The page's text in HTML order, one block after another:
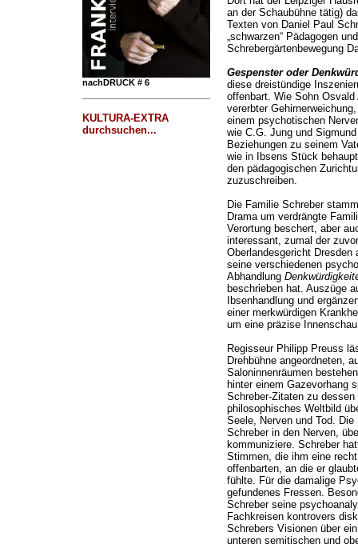
nachDRUCK # 6
KULTURA-EXTRA
durchsuchen...
an der Schaubühne tätig)
Texten von Daniel Paul
„schwarzen“ Pädagogen
Schrebergärtenbewegung
Gespenster oder
diese dreistündige
offenbart. Wie Sohn
vererbter
einem psychotischen
wie C.G. Jung und
Beziehungen zu seinem
wie in Ibsens Stück
den pädagogischen
zuzuschreiben.
Die Familie Schreber
Drama um verdrängte
Verortung beschert, aber
interessant, zumal der
Oberlandesgericht Dresden
seine verschiedenen
Abhandlung
beschrieben hat. Auszüge
Ibsenhandlung und
einer merkwürdigen
um eine präzise
Regisseur Philipp Preuss
Drehbühne angeordneten,
Saloninnenräumen
hinter einem Gazevorhang
Schreber-Zitaten zu
philosophisches Weltbild
Seele, Nerven und Tod.
Schreber in den Nerven,
kommuniziere. Schreber
Stimmen, die ihm eine
offenbarten, an die er
fühlte. Für die damalige
gefundenes Fressen.
Schreber seine
Fachkreisen kontrovers
Schrebers Visionen über
unteren semitischen und